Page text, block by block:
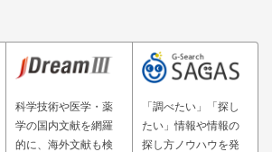
科学技術や医学・薬
学の国内文献を網羅
的に、海外文献も検
「調べたい」「探し
たい」情報や情報の
探し方ノウハウを発